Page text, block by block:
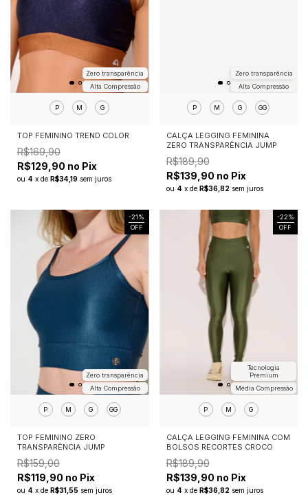
Alta Compressão
Zero transparência
P M G
TOP FEMININO TREND COLOR
R$169,90
R$129,90 no Pix
ou 4 x de R$34,19 sem juros
Alta Compressão
Zero transparência
P M G GG
CALÇA LEGGING FEMININA
ZERO TRANSPARÊNCIA JUMP
R$189,90
R$139,90 no Pix
ou 4 x de R$36,82 sem juros
-21%
OFF
Alta Compressão
Zero transparência
P M G GG
TOP FEMININO ZERO
TRANSPARÊNCIA JUMP
R$159,00
R$119,90 no Pix
ou 4 x de R$31,55 sem juros
-22%
OFF
Média Compressão
Tecnologia
Premium
P M G
CALÇA LEGGING FEMININA COM
BOLSOS RECORTES CROCO
R$189,90
R$139,90 no Pix
ou 4 x de R$36,82 sem juros